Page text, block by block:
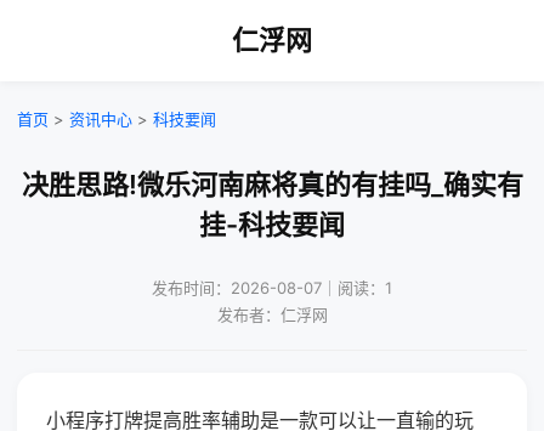
仁浮网
首页 > 资讯中心 > 科技要闻
决胜思路!微乐河南麻将真的有挂吗_确实有
挂-科技要闻
发布时间：2026-08-07｜阅读：1
发布者：仁浮网
小程序打牌提高胜率辅助是一款可以让一直输的玩